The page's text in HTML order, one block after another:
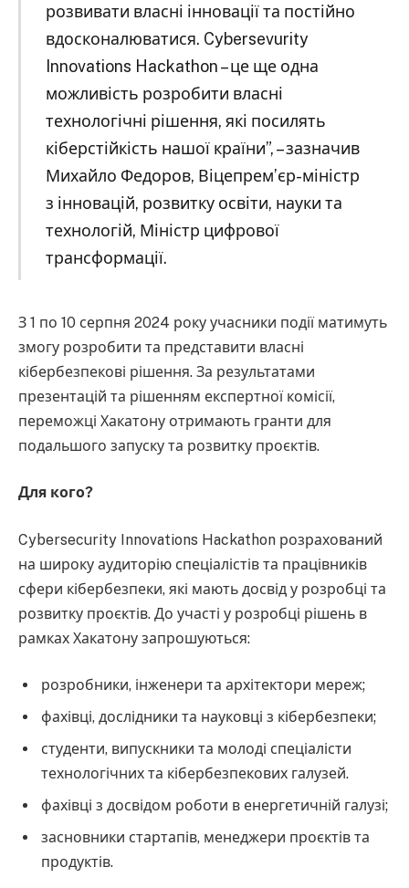
розвивати власні інновації та постійно
вдосконалюватися. Cybersevurity
Innovations Hackathon – це ще одна
можливість розробити власні
технологічні рішення, які посилять
кіберстійкість нашої країни”, – зазначив
Михайло Федоров, Віцепрем’єр-міністр
з інновацій, розвитку освіти, науки та
технологій, Міністр цифрової
трансформації.
З 1 по 10 серпня 2024 року учасники події матимуть
змогу розробити та представити власні
кібербезпекові рішення. За результатами
презентацій та рішенням експертної комісії,
переможці Хакатону отримають гранти для
подальшого запуску та розвитку проєктів.
Для кого?
Cybersecurity Innovations Hackathon розрахований
на широку аудиторію спеціалістів та працівників
сфери кібербезпеки, які мають досвід у розробці та
розвитку проєктів. До участі у розробці рішень в
рамках Хакатону запрошуються:
розробники, інженери та архітектори мереж;
фахівці, дослідники та науковці з кібербезпеки;
студенти, випускники та молоді спеціалісти
технологічних та кібербезпекових галузей.
фахівці з досвідом роботи в енергетичній галузі;
засновники стартапів, менеджери проєктів та
продуктів.